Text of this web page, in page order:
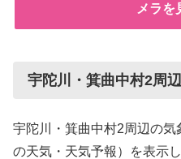
メラを
宇陀川・箕曲中村2周
宇陀川・箕曲中村2周辺の
の天気・天気予報）を表示